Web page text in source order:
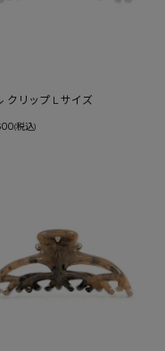
クリップ L サイズ
(税込)